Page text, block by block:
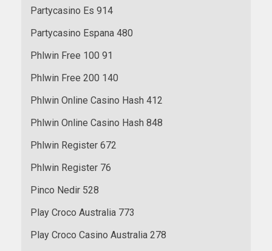
Partycasino Es 914
Partycasino Espana 480
Phlwin Free 100 91
Phlwin Free 200 140
Phlwin Online Casino Hash 412
Phlwin Online Casino Hash 848
Phlwin Register 672
Phlwin Register 76
Pinco Nedir 528
Play Croco Australia 773
Play Croco Casino Australia 278